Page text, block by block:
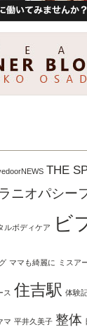
THE
ニオパシー
ルボディケア
ビ
ママも綺麗に ミスア
ス 住吉駅 体験
マ 平井久美子 整体